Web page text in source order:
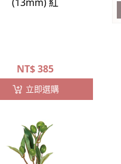
NT$385
立即選購